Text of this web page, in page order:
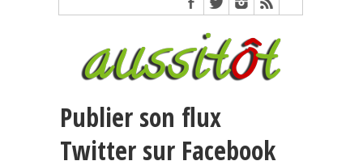
Publier son flux
Twitter sur Facebook